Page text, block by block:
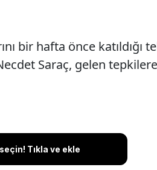
bir hafta önce katıldığı
Saraç, gelen
Tıkla ve ekle